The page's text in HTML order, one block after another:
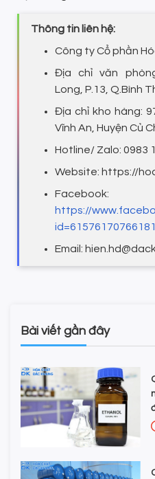
Thông tin liên hệ:
Công ty Cổ phần
Địa chỉ văn
Long, P.13, Q.Bình
Địa chỉ kho hàng:
Vĩnh An, Huyện Củ
Hotline/ Zalo: 0983
Website: https://
Facebook:
https://
id=61576170766181
Email:
Bài viết gần đây